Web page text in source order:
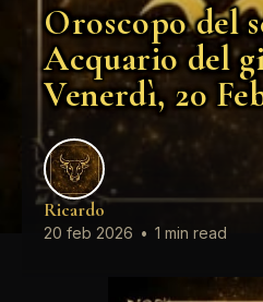
Oroscopo del
Acquario del
Venerdì, 20
Ricardo
20 feb 2026 • 1 min read